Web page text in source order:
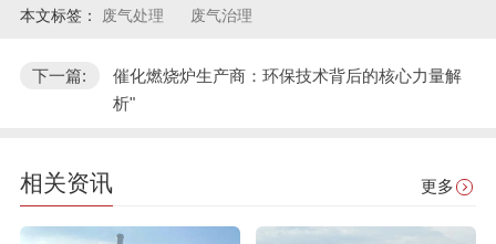
本文标签： 废气处理 废气治理
下一篇:
催化燃烧炉生产商：环保技术背后的核心力量解
析"
相关资讯 更多